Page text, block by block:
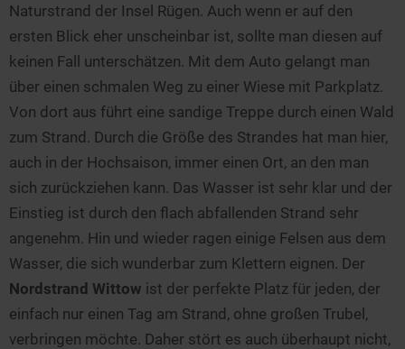
Naturstrand der Insel Rügen. Auch wenn er auf den
ersten Blick eher unscheinbar ist, sollte man diesen auf
keinen Fall unterschätzen. Mit dem Auto gelangt man
über einen schmalen Weg zu einer Wiese mit Parkplatz.
Von dort aus führt eine sandige Treppe durch einen Wald
zum Strand. Durch die Größe des Strandes hat man hier,
auch in der Hochsaison, immer einen Ort, an den man
sich zurückziehen kann. Das Wasser ist sehr klar und der
Einstieg ist durch den flach abfallenden Strand sehr
angenehm. Hin und wieder ragen einige Felsen aus dem
Wasser, die sich wunderbar zum Klettern eignen. Der
Nordstrand Wittow ist der perfekte Platz für jeden, der
einfach nur einen Tag am Strand, ohne großen Trubel,
verbringen möchte. Daher stört es auch überhaupt nicht,